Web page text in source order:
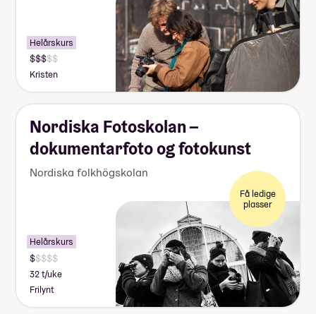
Helårskurs
Kristen
Nordiska Fotoskolan –
dokumentarfoto og fotokunst
Nordiska folkhögskolan
Få ledige
plasser
Helårskurs
32 t/uke
Frilynt